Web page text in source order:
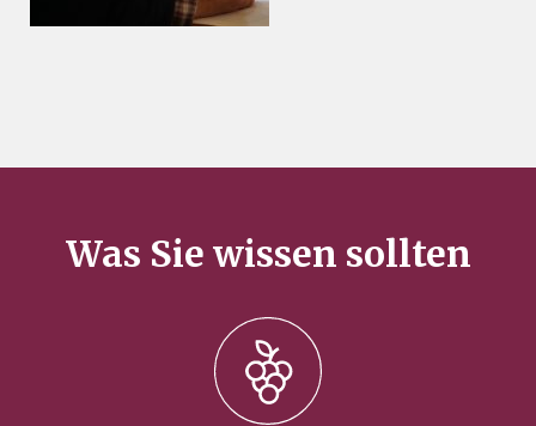
Was Sie wissen sollten